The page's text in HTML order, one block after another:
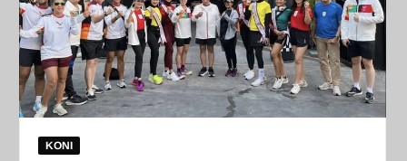
KONI